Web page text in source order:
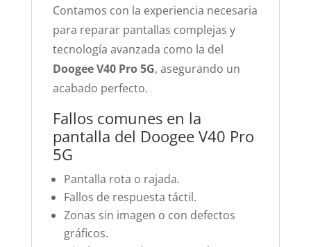
Contamos con la experiencia necesaria
para reparar pantallas complejas y
tecnología avanzada como la del
Doogee V40 Pro 5G, asegurando un
acabado perfecto.
Fallos comunes en la
pantalla del Doogee V40 Pro
5G
Pantalla rota o rajada.
Fallos de respuesta táctil.
Zonas sin imagen o con defectos
gráficos.